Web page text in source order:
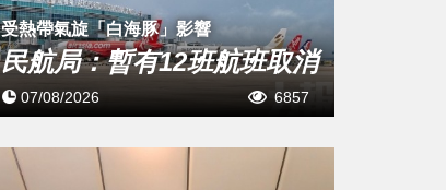
受熱帶氣旋「白海豚」影響
民航局：暫有12班航班取消
07/08/2026 6857